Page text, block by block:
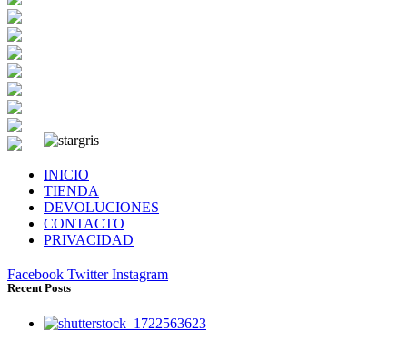
INICIO
TIENDA
DEVOLUCIONES
CONTACTO
PRIVACIDAD
Facebook Twitter Instagram
Recent Posts